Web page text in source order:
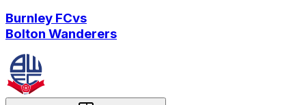
Burnley FCvs
Bolton Wanderers